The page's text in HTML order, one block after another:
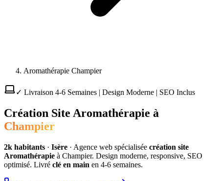
Aromathérapie Champier
✓ Livraison 4-6 Semaines | Design Moderne | SEO Inclus
Création Site Aromathérapie à
Champier
2k habitants · Isère · Agence web spécialisée création site
Aromathérapie à Champier. Design moderne, responsive, SEO
optimisé. Livré clé en main en 4-6 semaines.